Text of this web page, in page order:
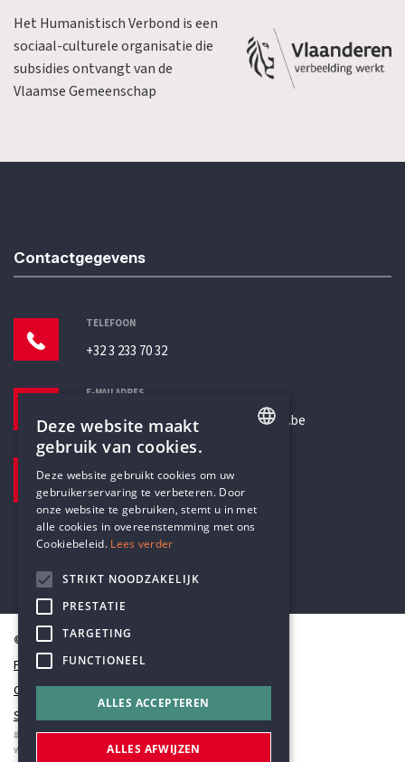
Het Humanistisch Verbond is een
sociaal-culturele organisatie die
subsidies ontvangt van de
Vlaamse Gemeenschap
Contactgegevens
TELEFOON
+32 3 233 70 32
E-MAILADRES
secretariaat@humanistischverbond.be
Pottenbrug 4
Antwerpen, 2000
© Humanistisch Verbond 2026
Privacy
Cookiestatement
Sitemap
#codedwithlove byCodelines
webapplicaties
mobiele apps&maatwerk websites
DUTCH
Deze website maakt
gebruik van cookies.
Deze website gebruikt cookies om uw
gebruikerservaring te verbeteren. Door
onze website te gebruiken, stemt u in met
alle cookies in overeenstemming met ons
Cookiebeleid. Lees verder
STRIKT NOODZAKELIJK
PRESTATIE
TARGETING
FUNCTIONEEL
ALLES ACCEPTEREN
ALLES AFWIJZEN